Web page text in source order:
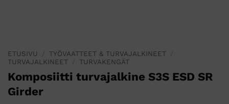
ETUSIVU TYÖVAATTEET & TURVAJALKINEET
TURVAJALKINEET
TURVAKENGÄT
Komposiitti turvajalkine S3S ESD SR
Girder